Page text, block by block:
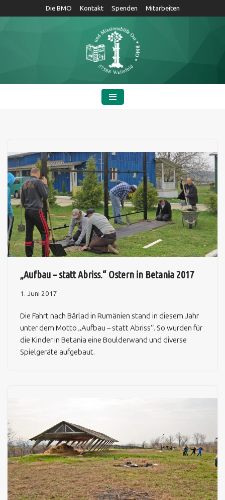
Die BMO Kontakt Spenden Mitarbeiten
„Aufbau – statt Abriss.“ Ostern in Betania 2017
1. Juni 2017
Die Fahrt nach Bârlad in Rumänien stand in diesem Jahr
unter dem Motto „Aufbau – statt Abriss“. So wurden für
die Kinder in Betania eine Boulderwand und diverse
Spielgeräte aufgebaut.